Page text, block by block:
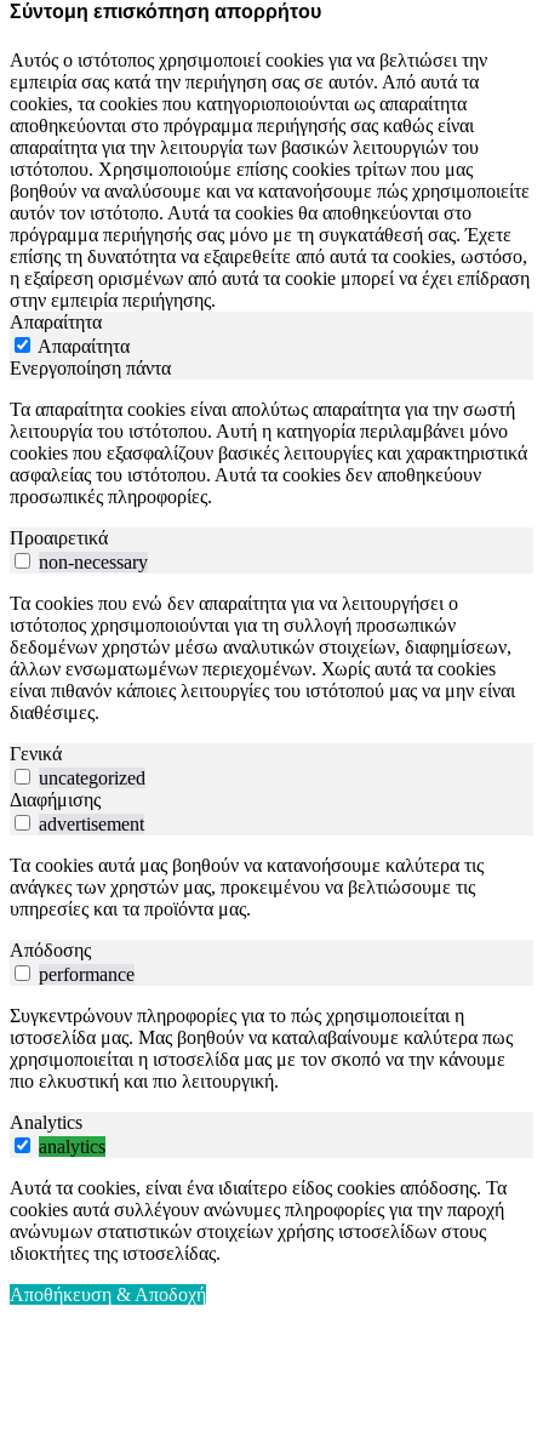
Σύντομη επισκόπηση απορρήτου
Αυτός ο ιστότοπος χρησιμοποιεί cookies για να βελτιώσει την
εμπειρία σας κατά την περιήγηση σας σε αυτόν. Από αυτά τα
cookies, τα cookies που κατηγοριοποιούνται ως απαραίτητα
αποθηκεύονται στο πρόγραμμα περιήγησής σας καθώς είναι
απαραίτητα για την λειτουργία των βασικών λειτουργιών του
ιστότοπου. Χρησιμοποιούμε επίσης cookies τρίτων που μας
βοηθούν να αναλύσουμε και να κατανοήσουμε πώς χρησιμοποιείτε
αυτόν τον ιστότοπο. Αυτά τα cookies θα αποθηκεύονται στο
πρόγραμμα περιήγησής σας μόνο με τη συγκατάθεσή σας. Έχετε
επίσης τη δυνατότητα να εξαιρεθείτε από αυτά τα cookies, ωστόσο,
η εξαίρεση ορισμένων από αυτά τα cookie μπορεί να έχει επίδραση
στην εμπειρία περιήγησης.
Απαραίτητα
Απαραίτητα
Ενεργοποίηση πάντα
Τα απαραίτητα cookies είναι απολύτως απαραίτητα για την σωστή
λειτουργία του ιστότοπου. Αυτή η κατηγορία περιλαμβάνει μόνο
cookies που εξασφαλίζουν βασικές λειτουργίες και χαρακτηριστικά
ασφαλείας του ιστότοπου. Αυτά τα cookies δεν αποθηκεύουν
προσωπικές πληροφορίες.
Προαιρετικά
non-necessary
Τα cookies που ενώ δεν απαραίτητα για να λειτουργήσει ο
ιστότοπος χρησιμοποιούνται για τη συλλογή προσωπικών
δεδομένων χρηστών μέσω αναλυτικών στοιχείων, διαφημίσεων,
άλλων ενσωματωμένων περιεχομένων. Χωρίς αυτά τα cookies
είναι πιθανόν κάποιες λειτουργίες του ιστότοπού μας να μην είναι
διαθέσιμες.
Γενικά
uncategorized
Διαφήμισης
advertisement
Τα cookies αυτά μας βοηθούν να κατανοήσουμε καλύτερα τις
ανάγκες των χρηστών μας, προκειμένου να βελτιώσουμε τις
υπηρεσίες και τα προϊόντα μας.
Απόδοσης
performance
Συγκεντρώνουν πληροφορίες για το πώς χρησιμοποιείται η
ιστοσελίδα μας. Μας βοηθούν να καταλαβαίνουμε καλύτερα πως
χρησιμοποιείται η ιστοσελίδα μας με τον σκοπό να την κάνουμε
πιο ελκυστική και πιο λειτουργική.
Analytics
analytics
Αυτά τα cookies, είναι ένα ιδιαίτερο είδος cookies απόδοσης. Τα
cookies αυτά συλλέγουν ανώνυμες πληροφορίες για την παροχή
ανώνυμων στατιστικών στοιχείων χρήσης ιστοσελίδων στους
ιδιοκτήτες της ιστοσελίδας.
Αποθήκευση & Αποδοχή